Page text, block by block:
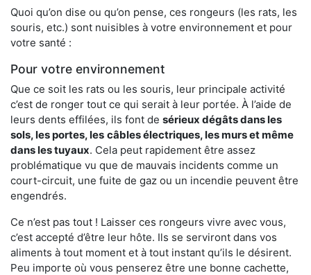
Quoi qu’on dise ou qu’on pense, ces rongeurs (les rats, les
souris, etc.) sont nuisibles à votre environnement et pour
votre santé :
Pour votre environnement
Que ce soit les rats ou les souris, leur principale activité
c’est de ronger tout ce qui serait à leur portée. À l’aide de
leurs dents effilées, ils font de sérieux dégâts dans les
sols, les portes, les câbles électriques, les murs et même
dans les tuyaux. Cela peut rapidement être assez
problématique vu que de mauvais incidents comme un
court-circuit, une fuite de gaz ou un incendie peuvent être
engendrés.
Ce n’est pas tout ! Laisser ces rongeurs vivre avec vous,
c’est accepté d’être leur hôte. Ils se serviront dans vos
aliments à tout moment et à tout instant qu’ils le désirent.
Peu importe où vous penserez être une bonne cachette,